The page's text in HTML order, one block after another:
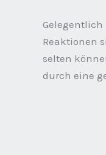
Gelegentlich
Reaktionen
selten
durch eine